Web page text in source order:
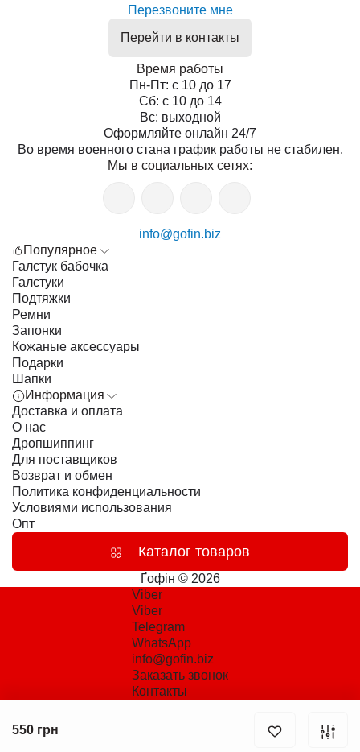
550 грн
Перезвоните мне
Перейти в контакты
Время работы
Пн-Пт: с 10 до 17
Сб: с 10 до 14
Вс: выходной
Оформляйте онлайн 24/7
Во время военного стана график работы не стабилен.
Мы в социальных сетях:
info@gofin.biz
Популярное
Галстук бабочка
Галстуки
Подтяжки
Ремни
Запонки
Кожаные аксессуары
Подарки
Шапки
Информация
Доставка и оплата
О нас
Дропшиппинг
Для поставщиков
Возврат и обмен
Политика конфиденциальности
Условиями использования
Опт
Каталог товаров
Ґофін © 2026
Viber
Viber
Telegram
WhatsApp
info@gofin.biz
Заказать звонок
Контакты